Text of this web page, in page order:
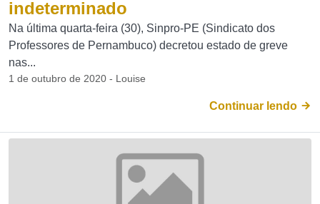
indeterminado
Na última quarta-feira (30), Sinpro-PE (Sindicato dos
Professores de Pernambuco) decretou estado de greve
nas...
1 de outubro de 2020 - Louise
Continuar lendo